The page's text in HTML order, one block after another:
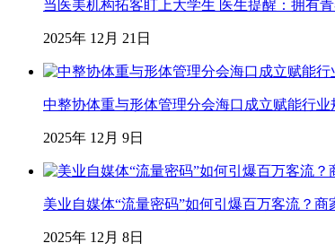
当医美机构拓客盯上大学生 医生提醒：拥有
2025年 12月 21日
中整协体重与形体管理分会海口成立赋能行业
2025年 12月 9日
美业自媒体“流量密码”如何引爆百万客流？商
2025年 12月 8日